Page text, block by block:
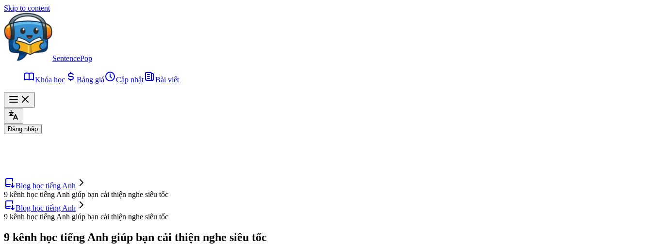
Skip to content
SentencePop
Khóa học Bảng giá Cập nhật Bài viết
Đăng nhập
Blog học tiếng Anh
9 kênh học tiếng Anh giúp bạn cải thiện nghe siêu tốc
Blog học tiếng Anh
9 kênh học tiếng Anh giúp bạn cải thiện nghe siêu tốc
9 kênh học tiếng Anh giúp bạn cải thiện nghe siêu tốc